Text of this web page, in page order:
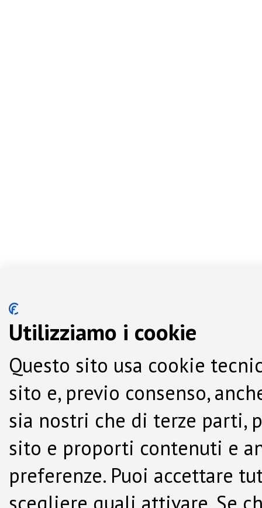
Utilizziamo i cookie
Questo sito usa cookie
sito e, previo consenso,
sia nostri che di terze parti,
sito e proporti contenuti e
preferenze. Puoi accettare
scegliere quali attivare. Se